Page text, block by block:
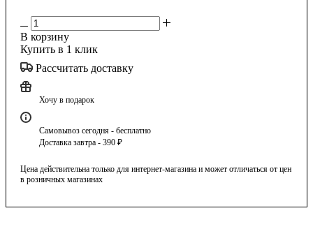
В корзину
Купить в 1 клик
Рассчитать доставку
Хочу в подарок
Самовывоз сегодня - бесплатно
Доставка завтра - 390 ₽
Цена действительна только для интернет-магазина и может отличаться от цен
в розничных магазинах